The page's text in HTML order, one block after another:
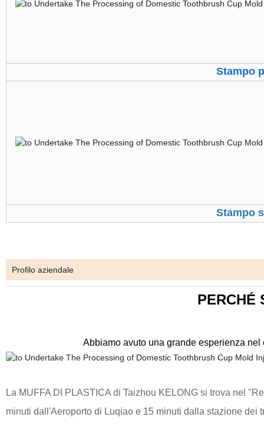
Stampo
Stampo
Profilo aziendale
PERCHÉ
Abbiamo avuto una grande esperienza
La MUFFA DI PLASTICA di Taizhou KELONG si trova nel
minuti dall'Aeroporto di Luqiao e 15 minuti dalla stazione dei